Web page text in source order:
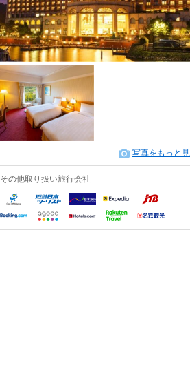
写真をもっと
その他取り扱い旅行会社